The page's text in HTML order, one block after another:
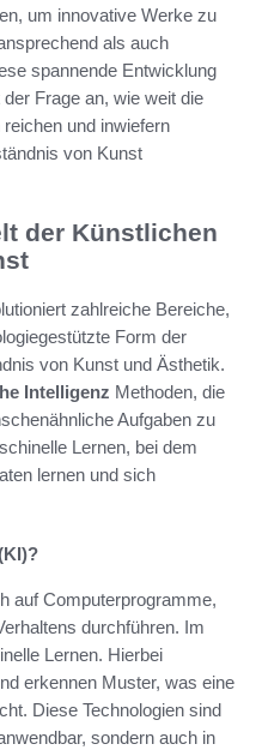
um innovative Werke zu
als auch
spannende Entwicklung
Frage an, wie weit die
und inwiefern
von Kunst
der Künstlichen
zahlreiche Bereiche,
Form der
von Kunst und Ästhetik.
Intelligenz Methoden, die
Aufgaben zu
Lernen, bei dem
lernen und sich
auf Computerprogramme,
durchführen. Im
Lernen. Hierbei
erkennen Muster, was eine
Diese Technologien sind
sondern auch in